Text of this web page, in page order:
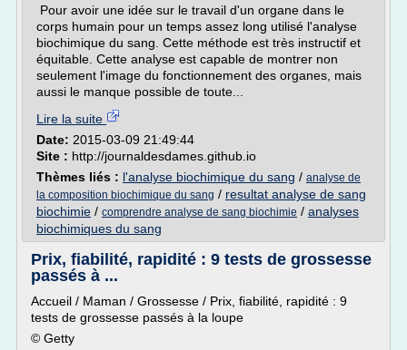
Pour avoir une idée sur le travail d'un organe dans le
corps humain pour un temps assez long utilisé l'analyse
biochimique du sang. Cette méthode est très instructif et
équitable. Cette analyse est capable de montrer non
seulement l'image du fonctionnement des organes, mais
aussi le manque possible de toute...
Lire la suite
Date: 2015-03-09 21:49:44
Site : http://journaldesdames.github.io
Thèmes liés : l'analyse biochimique du sang / analyse de
la composition biochimique du sang / resultat analyse de sang
biochimie / comprendre analyse de sang biochimie / analyses
biochimiques du sang
Prix, fiabilité, rapidité : 9 tests de grossesse
passés à ...
Accueil / Maman / Grossesse / Prix, fiabilité, rapidité : 9
tests de grossesse passés à la loupe
© Getty